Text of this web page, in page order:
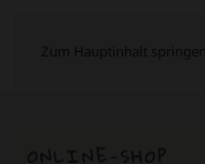
Zum Hauptinhalt springen